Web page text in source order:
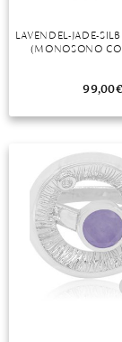
LAVENDEL-JADE-
(MONOSONO
99,00€